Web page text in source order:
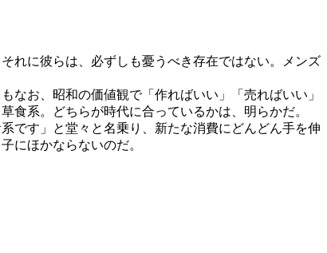
れに彼らは、必ずしも憂うべき存在ではない。メンズ
お、昭和の価値観で「作ればいい」「売ればいい」
食系。どちらが時代に合っているかは、明らかだ。
です」と堂々と名乗り、新たな消費にどんどん手を伸
にほかならないのだ。